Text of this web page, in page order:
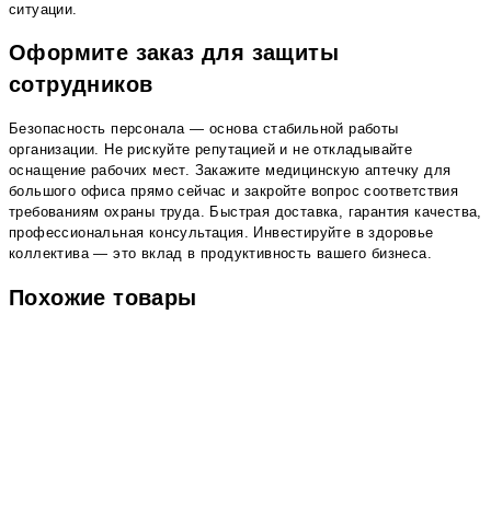
ситуации.
Оформите заказ для защиты
сотрудников
Безопасность персонала — основа стабильной работы
организации. Не рискуйте репутацией и не откладывайте
оснащение рабочих мест. Закажите медицинскую аптечку для
большого офиса прямо сейчас и закройте вопрос соответствия
требованиям охраны труда. Быстрая доставка, гарантия качества,
профессиональная консультация. Инвестируйте в здоровье
коллектива — это вклад в продуктивность вашего бизнеса.
Похожие товары